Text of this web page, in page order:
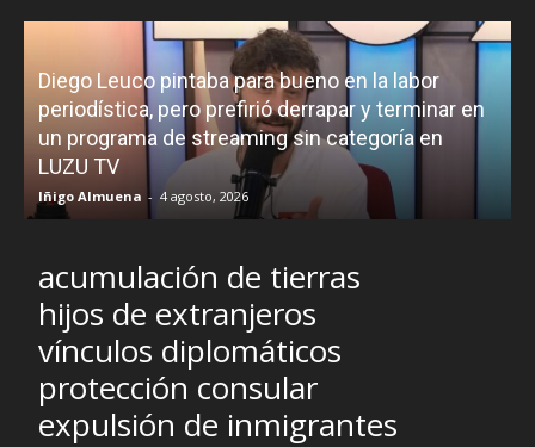
bueno en la labor
derrapar y terminar en
sin categoría en
¿Padece Pedro Sánchez el
Hubris”? Analistas debaten
liderazgo del presidente
R.C. Gómez 2 agosto, 2026
acumulación de tierras
hijos de extranjeros
vínculos diplomáticos
protección consular
expulsión de inmigrantes